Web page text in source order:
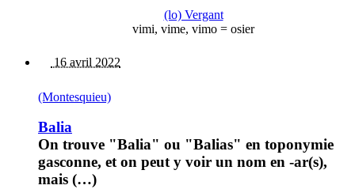
(lo) Vergant
vimi, vime, vimo = osier
16 avril 2022
(Montesquieu)
Balia
On trouve "Balia" ou "Balias" en toponymie
gasconne, et on peut y voir un nom en -ar(s),
mais (…)